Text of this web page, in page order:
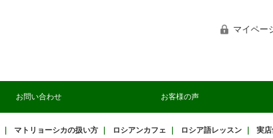
マイペー
お問い合わせ お客様の声
マトリョーシカの扱い方 ロシアンカフェ ロシア語レッスン 実